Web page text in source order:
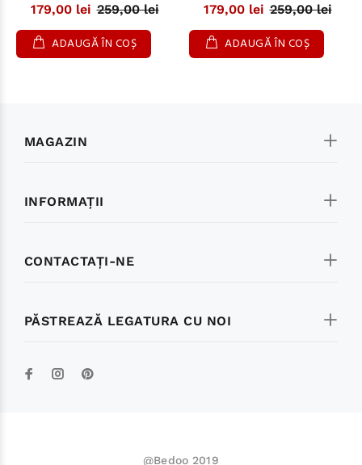
179,00 lei 259,00 lei
ADAUGĂ ÎN COȘ
179,00 lei 259,00 lei
ADAUGĂ ÎN COȘ
PĂSTREAZĂ LEGATURA CU NOI
MAGAZIN
INFORMAŢII
CONTACTAŢI-NE
@Bedoo 2019